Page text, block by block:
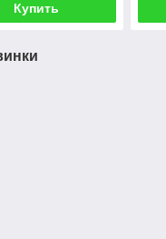
Купить